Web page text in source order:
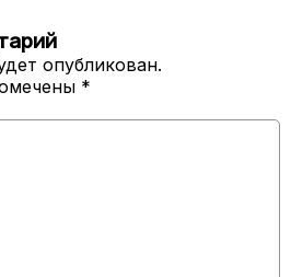
опубликован.
*